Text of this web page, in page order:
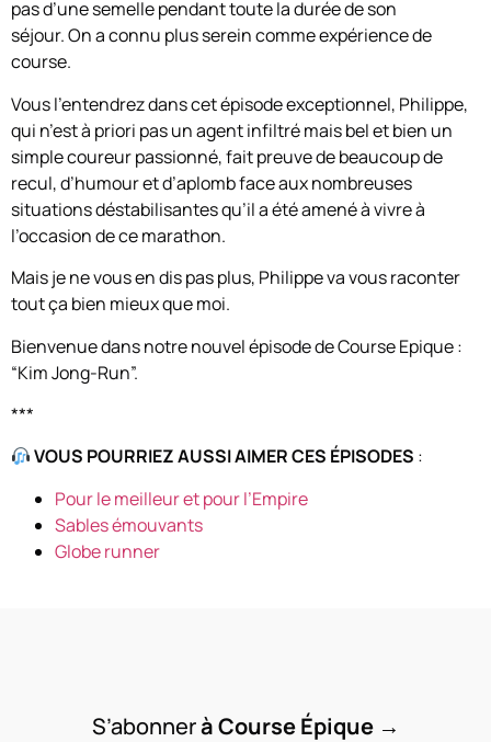
pas d’une semelle pendant toute la durée de son
séjour. On a connu plus serein comme expérience de
course.
Vous l’entendrez dans cet épisode exceptionnel, Philippe,
qui n’est à priori pas un agent infiltré mais bel et bien un
simple coureur passionné, fait preuve de beaucoup de
recul, d’humour et d’aplomb face aux nombreuses
situations déstabilisantes qu’il a été amené à vivre à
l’occasion de ce marathon.
Mais je ne vous en dis pas plus, Philippe va vous raconter
tout ça bien mieux que moi.
Bienvenue dans notre nouvel épisode de Course Epique :
“Kim Jong-Run”.
***
VOUS POURRIEZ AUSSI AIMER CES ÉPISODES :
Pour le meilleur et pour l’Empire
Sables émouvants
Globe runner
S’abonnerà Course Épique →